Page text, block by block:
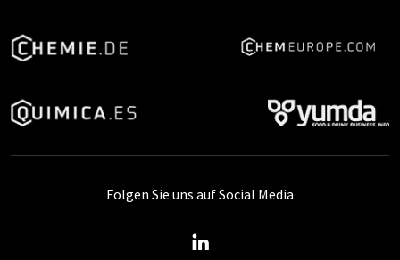
Folgen Sie uns auf Social Media